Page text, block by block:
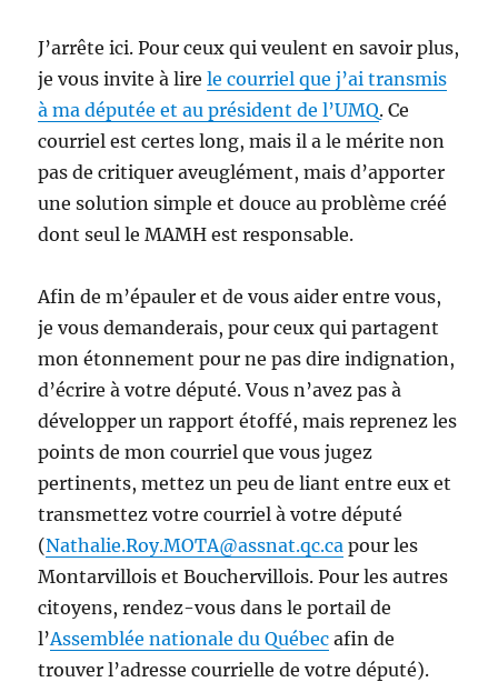
J’arrête ici. Pour ceux qui veulent en savoir plus,
je vous invite à lirele courriel que j’ai transmis
à ma députée et au président de l’UMQ. Ce
courriel est certes long, mais il a le mérite non
pas de critiquer aveuglément, mais d’apporter
une solution simple et douce au problème créé
dont seul le MAMH est responsable.
Afin de m’épauler et de vous aider entre vous,
je vous demanderais, pour ceux qui partagent
mon étonnement pour ne pas dire indignation,
d’écrire à votre député. Vous n’avez pas à
développer un rapport étoffé, mais reprenez les
points de mon courriel que vous jugez
pertinents, mettez un peu de liant entre eux et
transmettez votre courriel à votre député
(Nathalie.Roy.MOTA@assnat.qc.ca pour les
Montarvillois et Bouchervillois. Pour les autres
citoyens, rendez-vous dans le portail de
l’Assemblée nationale du Québec afin de
trouver l’adresse courrielle de votre député).